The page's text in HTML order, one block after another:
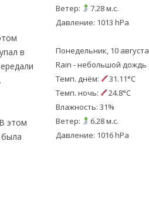
в
этом
Ветер:
7.28 м.с.
Давление: 1013 hPa
Понедельник, 10 августа
Rain - небольшой дождь
Темп. днём:
31.11°C
Темп. ночь:
24.8°C
Влажность: 31%
Ветер:
6.28 м.с.
Давление: 1016 hPa